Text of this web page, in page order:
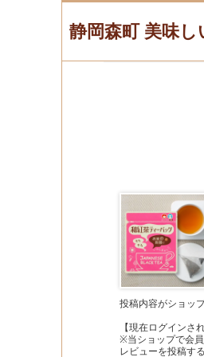
静岡森町 美味
投稿内容がショッ
【現在ログインさ
※当ショップで会
レビューを投稿す